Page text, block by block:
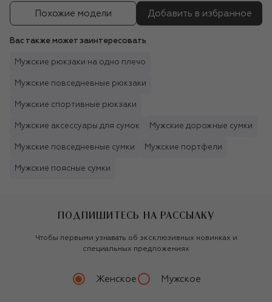
Похожие модели Добавить в избранное
Вас также может заинтересовать
Мужские рюкзаки на одно плечо
Мужские повседневные рюкзаки
Мужские спортивные рюкзаки
Мужские аксессуары для сумок Мужские дорожные сумки
Мужские повседневные сумки Мужские портфели
Мужские поясные сумки
ПОДПИШИТЕСЬ НА РАССЫЛКУ
Чтобы первыми узнавать об эксклюзивных новинках и
специальных предложениях
Женское Мужское